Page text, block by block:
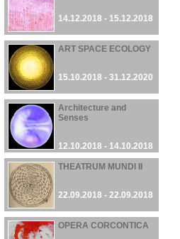
14.12.2018 - 15.12.2018
ART SPACE ECOLOGY
15.10.2018 - 31.12.2020
Architecture and
Senses
12.10.2018 - 14.10.2018
THEATRUM MUNDI II
22.09.2018 - 22.09.2018
OPERA CORCONTICA